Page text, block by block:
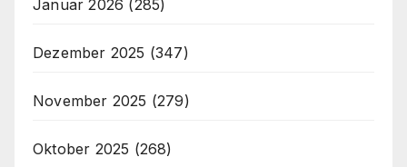
Januar 2026 (285)
Dezember 2025 (347)
November 2025 (279)
Oktober 2025 (268)